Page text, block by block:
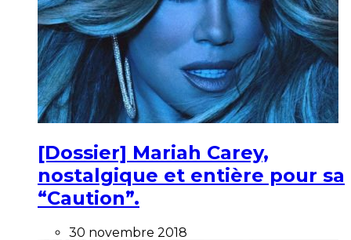
[Dossier] Mariah Carey,
nostalgique et entière pour sa
“Caution”.
30 novembre 2018